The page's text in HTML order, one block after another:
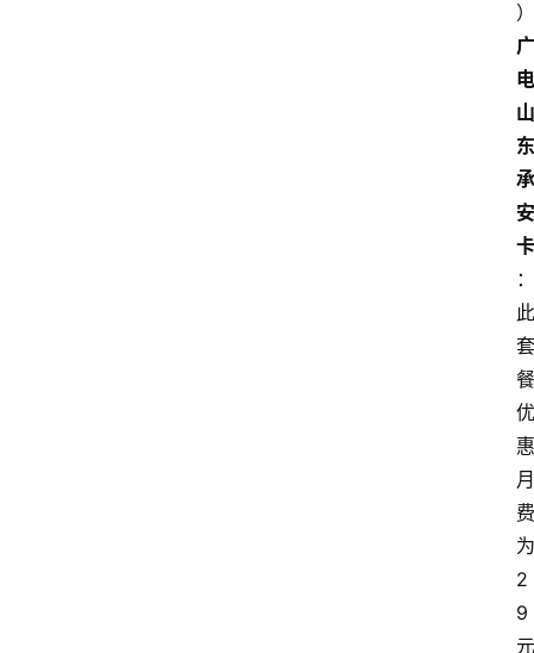
）
广
电
山
东
承
安
卡
：
此
套
餐
优
惠
月
费
为
2
9
元